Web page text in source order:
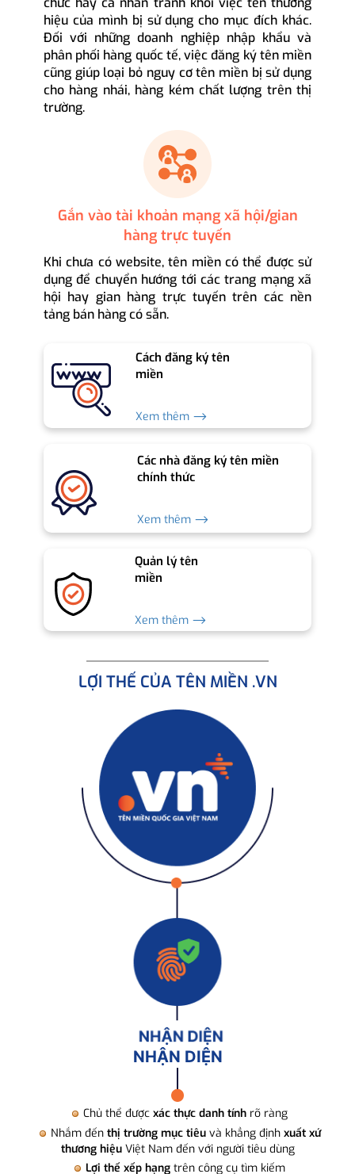
hiệu của mình bị sử dụng cho mục đích khác.
Đối với những doanh nghiệp nhập khẩu và
phân phối hàng quốc tế, việc đăng ký tên miền
cũng giúp loại bỏ nguy cơ tên miền bị sử dụng
cho hàng nhái, hàng kém chất lượng trên thị
trường.
Gắn vào tài khoản mạng xã hội/gian
hàng trực tuyến
Khi chưa có website, tên miền có thể được sử
dụng để chuyển hướng tới các trang mạng xã
hội hay gian hàng trực tuyến trên các nền
tảng bán hàng có sẵn.
Cách đăng ký tên
miền
Xem thêm ⟶
Các nhà đăng ký tên miền
chính thức
Xem thêm ⟶
Quản lý tên
miền
Xem thêm ⟶
LỢI THẾ CỦA TÊN MIỀN .VN
NHẬN DIỆN
Chủ thể được xác thực danh tính rõ ràng
Nhắm đến thị trường mục tiêuvà khẳng định xuất xứ
thương hiệuViệt Nam đến với người tiêu dùng
Lợi thế xếp hạng trên công cụ tìm kiếm